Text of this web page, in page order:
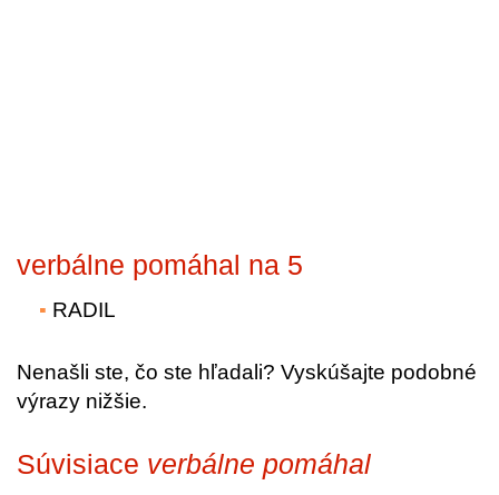
verbálne pomáhal na 5
RADIL
Nenašli ste, čo ste hľadali? Vyskúšajte podobné
výrazy nižšie.
Súvisiace verbálne pomáhal